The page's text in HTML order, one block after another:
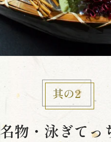
其の2
名物・泳ぎてっ